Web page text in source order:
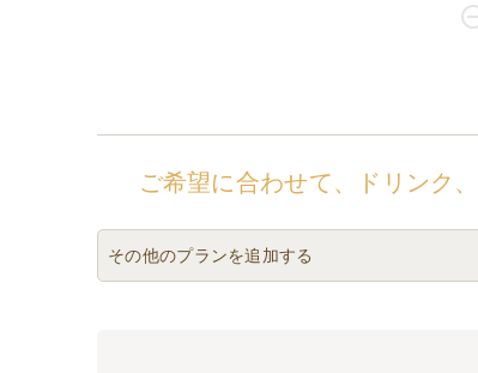
ご希望に合わせて、ドリンク
その他のプランを追加する